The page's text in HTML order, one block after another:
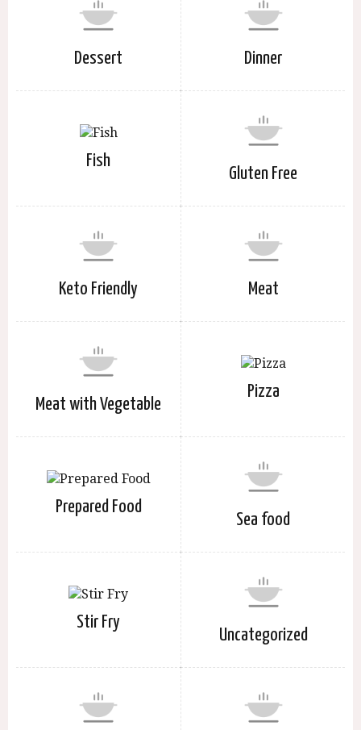
Dessert Dinner
Fish
Gluten Free
Keto Friendly Meat
Meat with Vegetable
Pizza
Prepared Food
Sea food
Stir Fry
Uncategorized